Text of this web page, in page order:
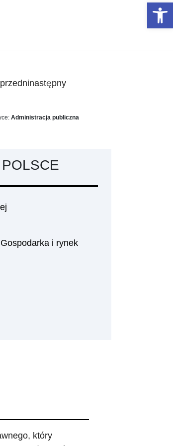
następny
Administracja publiczna
Gospodarka i rynek
który